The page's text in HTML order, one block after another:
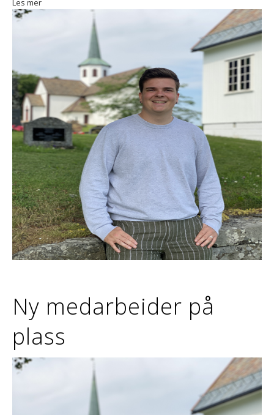
Ny medarbeider på
plass